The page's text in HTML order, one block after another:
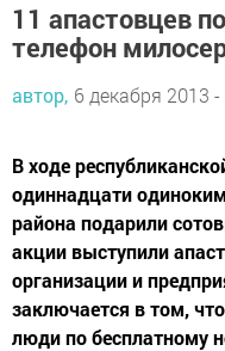
11 апастовцев
телефон
автор, 6 декабря 2013 -
В ходе
одиннадцати
района подарили
акции выступили
организации и
заключается в том,
люди по бесплатному